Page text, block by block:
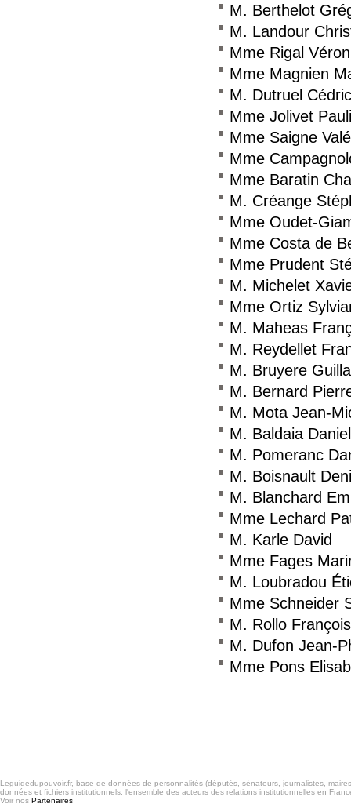
M. Berthelot
M. Landour
Mme Rigal
Mme Magnien
M. Dutruel Cédric
Mme Jolivet
Mme Saigne
Mme
Mme Baratin
M. Créange
Mme Oudet-
Mme Costa de
Mme Prudent
M. Michelet
Mme Ortiz
M. Maheas
M. Reydellet
M. Bruyere
M. Bernard
M. Mota Jean-
M. Baldaia Daniel
M. Pomeranc
M. Boisnault
M. Blanchard
Mme Lechard
M. Karle David
Mme Fages
M. Loubradou
Mme Schneider
M. Rollo François
M. Dufon Jean-
Mme Pons
Leguidedupouvoir.fr, base de données de personnalités (députés, sénateurs, journalistes,
données et fichiers institutionnels, l'ensemble des acteurs des relations institutionnelles en
Voir nos Partenaires